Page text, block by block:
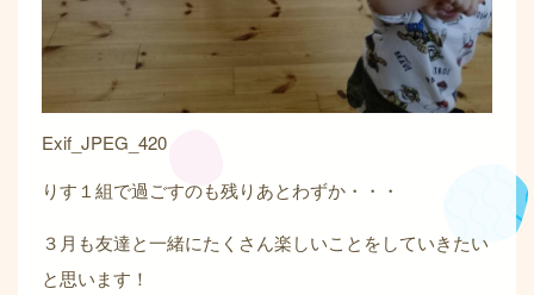
Exif_JPEG_420
りす１組で過ごすのも残りあとわずか・・・
３月も友達と一緒にたくさん楽しいことをしていきたい
と思います！